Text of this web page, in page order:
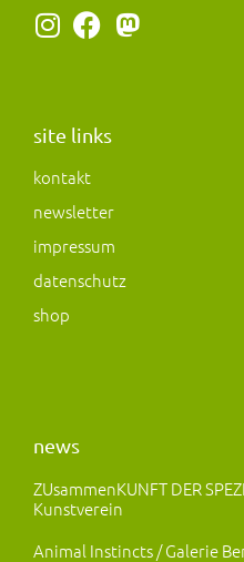
I
a
r
a
m
F
b
o
k
M
site links
kontakt
newsletter
impressum
datenschutz
shop
news
ZUsammenKUNFT DER
Kunstverein
Animal Instincts / Galerie